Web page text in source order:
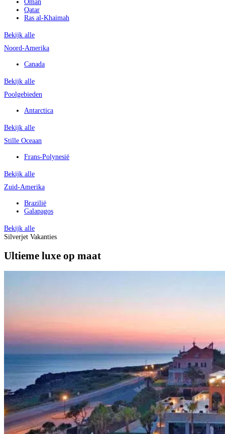
Oman
Qatar
Ras al-Khaimah
Bekijk alle
Noord-Amerika
Canada
Bekijk alle
Poolgebieden
Antarctica
Bekijk alle
Stille Oceaan
Frans-Polynesië
Bekijk alle
Zuid-Amerika
Brazilië
Galapagos
Bekijk alle
Silverjet Vakanties
Ultieme luxe op maat